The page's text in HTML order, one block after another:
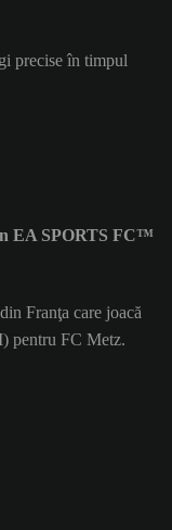
precise în timpul
EA SPORTS FC™
Franţa care joacă
pentru FC Metz.